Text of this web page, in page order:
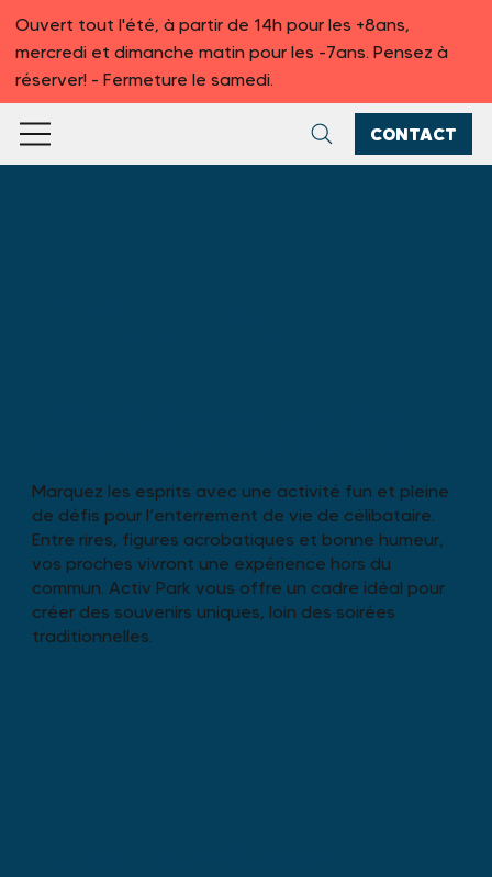
CONTACT
Ouvert tout l'été, à partir de 14h pour les +8ans,
mercredi et dimanche matin pour les -7ans. Pensez à
réserver! - Fermeture le samedi.
Marquez les esprits avec une activité fun et pleine
de défis pour l’enterrement de vie de célibataire.
Entre rires, figures acrobatiques et bonne humeur,
vos proches vivront une expérience hors du
commun. Activ Park vous offre un cadre idéal pour
créer des souvenirs uniques, loin des soirées
traditionnelles.